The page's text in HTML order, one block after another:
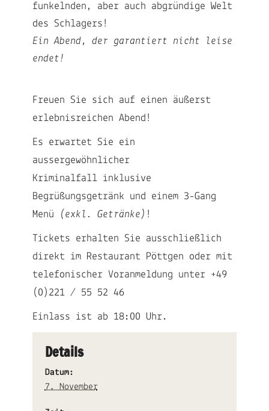
funkelnden, aber auch abgründige Welt
des Schlagers!
Ein Abend, der garantiert nicht leise
endet!
Freuen Sie sich auf einen äußerst
erlebnisreichen Abend!
Es erwartet Sie ein
aussergewöhnlicher
Kriminalfall inklusive
Begrüßungsgetränk und einem 3-Gang
Menü
(exkl. Getränke) !
Tickets erhalten Sie ausschließlich
direkt im Restaurant Pöttgen oder mit
telefonischer Voranmeldung unter +49
(0)221 / 55 52 46
Einlass ist ab 18:00 Uhr.
Details
Datum:
7. November